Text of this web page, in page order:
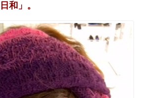
和」。